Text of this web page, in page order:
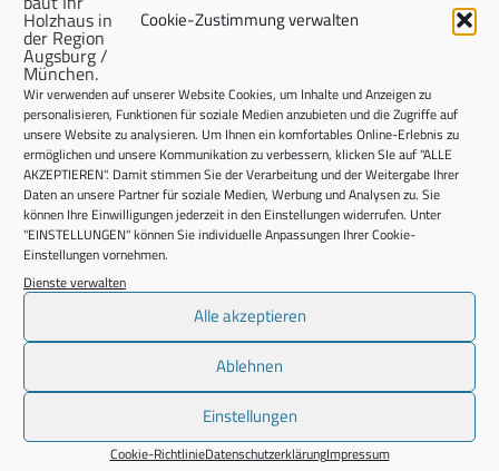
Cookie-Zustimmung verwalten
Wir verwenden auf unserer Website Cookies, um Inhalte und Anzeigen zu
personalisieren, Funktionen für soziale Medien anzubieten und die Zugriffe auf
unsere Website zu analysieren. Um Ihnen ein komfortables Online-Erlebnis zu
ermöglichen und unsere Kommunikation zu verbessern, klicken SIe auf "ALLE
AKZEPTIEREN". Damit stimmen Sie der Verarbeitung und der Weitergabe Ihrer
Daten an unsere Partner für soziale Medien, Werbung und Analysen zu. Sie
können Ihre Einwilligungen jederzeit in den Einstellungen widerrufen. Unter
"EINSTELLUNGEN" können Sie individuelle Anpassungen Ihrer Cookie-
Einstellungen vornehmen.
Dienste verwalten
Alle akzeptieren
Ablehnen
Einstellungen
Cookie-RichtlinieDatenschutzerklärungImpressum
Felder hinter dem Haus ist auch nicht schlecht.
Schwedenhaus Galler (Bayern Block GmbH)